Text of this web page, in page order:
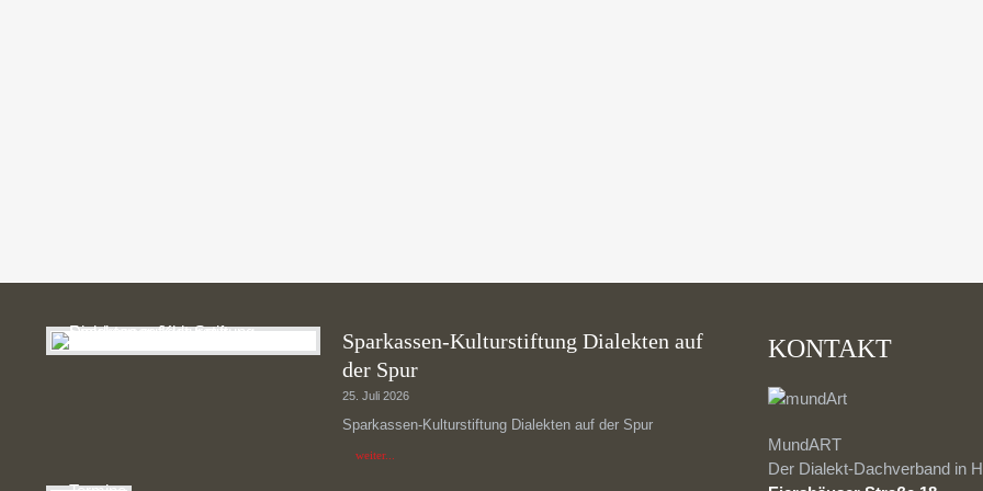
Sparkassen-Kulturstiftung Dialekten auf
der Spur
25. Juli 2026
Sparkassen-Kulturstiftung Dialekten auf der Spur
weiter...
KONTAKT
MundART
Der Dialekt-Dachverband in